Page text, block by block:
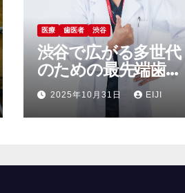
医療 歯医者 渋谷
渋谷で広がる多世代
のための最先端歯科
検診と健康管理新習
慣2025年10月31日 EIJI